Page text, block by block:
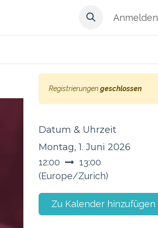
Anmelden
Registrierungen geschlossen
Datum & Uhrzeit
Montag, 1. Juni 2026
12:00
13:00
(Europe/Zurich)
Zu Kalender hinzufügen